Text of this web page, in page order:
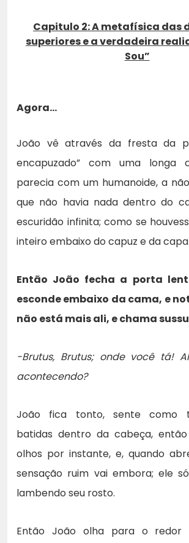
Capitulo 2: A metafísica das
superiores e a verdadeira
Sou”
Agora…
João vê através da fresta da
encapuzado” com uma longa
parecia com um humanoide, a
que não havia nada dentro do
escuridão infinita; como se
inteiro embaixo do capuz e da capa.
Então João fecha a porta
esconde embaixo da cama, e
não está mais ali, e chama
-Brutus, Brutus; onde você tá!
acontecendo?
João fica tonto, sente como
batidas dentro da cabeça,
olhos por instante, e, quando
sensação ruim vai embora; ele
lambendo seu rosto.
Então João olha para o redor